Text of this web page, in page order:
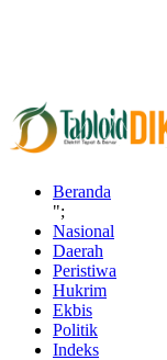
Beranda
";
Nasional
Daerah
Peristiwa
Hukrim
Ekbis
Politik
Indeks